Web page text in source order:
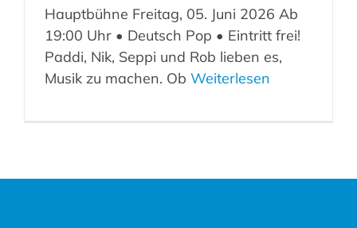
Hauptbühne Freitag, 05. Juni 2026 Ab
19:00 Uhr • Deutsch Pop • Eintritt frei!
Paddi, Nik, Seppi und Rob lieben es,
Musik zu machen. Ob Weiterlesen